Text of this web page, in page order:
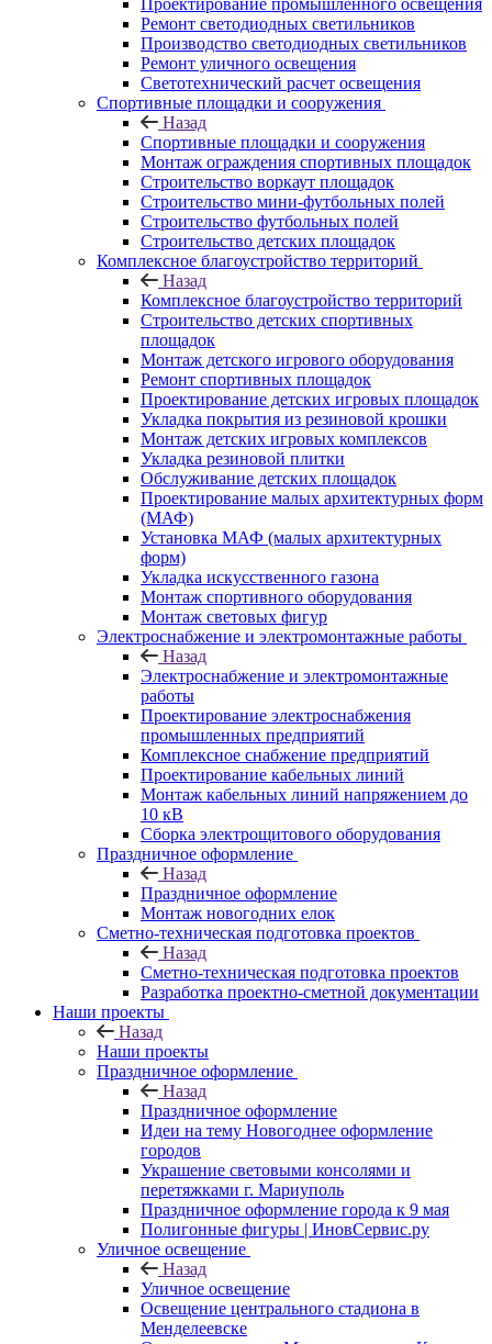
Проектирование промышленного освещения
Ремонт светодиодных светильников
Производство светодиодных светильников
Ремонт уличного освещения
Светотехнический расчет освещения
Спортивные площадки и сооружения
Назад
Спортивные площадки и сооружения
Монтаж ограждения спортивных площадок
Строительство воркаут площадок
Строительство мини-футбольных полей
Строительство футбольных полей
Строительство детских площадок
Комплексное благоустройство территорий
Назад
Комплексное благоустройство территорий
Строительство детских спортивных
площадок
Монтаж детского игрового оборудования
Ремонт спортивных площадок
Проектирование детских игровых площадок
Укладка покрытия из резиновой крошки
Монтаж детских игровых комплексов
Укладка резиновой плитки
Обслуживание детских площадок
Проектирование малых архитектурных форм
(МАФ)
Установка МАФ (малых архитектурных
форм)
Укладка искусственного газона
Монтаж спортивного оборудования
Монтаж световых фигур
Электроснабжение и электромонтажные работы
Назад
Электроснабжение и электромонтажные
работы
Проектирование электроснабжения
промышленных предприятий
Комплексное снабжение предприятий
Проектирование кабельных линий
Монтаж кабельных линий напряжением до
10 кВ
Сборка электрощитового оборудования
Праздничное оформление
Назад
Праздничное оформление
Монтаж новогодних елок
Сметно-техническая подготовка проектов
Назад
Сметно-техническая подготовка проектов
Разработка проектно-сметной документации
Наши проекты
Назад
Наши проекты
Праздничное оформление
Назад
Праздничное оформление
Идеи на тему Новогоднее оформление
городов
Украшение световыми консолями и
перетяжками г. Мариуполь
Праздничное оформление города к 9 мая
Полигонные фигуры | ИновСервис.ру
Уличное освещение
Назад
Уличное освещение
Освещение центрального стадиона в
Менделеевске